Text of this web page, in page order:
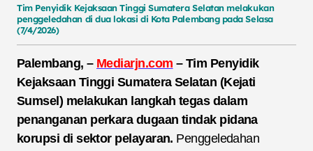
Tim Penyidik Kejaksaan Tinggi Sumatera Selatan melakukan
penggeledahan di dua lokasi di Kota Palembang pada Selasa
(7/4/2026)
Palembang, – Mediarjn.com – Tim Penyidik
Kejaksaan Tinggi Sumatera Selatan (Kejati
Sumsel) melakukan langkah tegas dalam
penanganan perkara dugaan tindak pidana
korupsi di sektor pelayaran. Penggeledahan